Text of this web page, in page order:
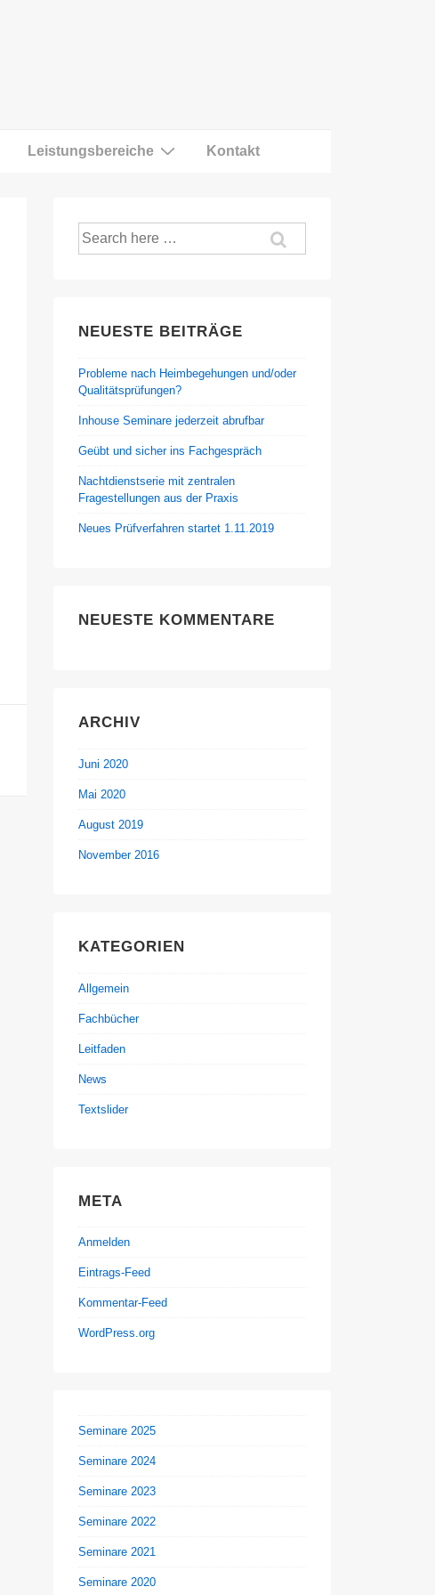
Leistungsbereiche Kontakt
Suche
nach:
NEUESTE BEITRÄGE
Probleme nach Heimbegehungen und/oder
Qualitätsprüfungen?
Inhouse Seminare jederzeit abrufbar
Geübt und sicher ins Fachgespräch
Nachtdienstserie mit zentralen
Fragestellungen aus der Praxis
Neues Prüfverfahren startet 1.11.2019
NEUESTE KOMMENTARE
ARCHIV
Juni 2020
Mai 2020
August 2019
November 2016
KATEGORIEN
Allgemein
Fachbücher
Leitfaden
News
Textslider
META
Anmelden
Eintrags-Feed
Kommentar-Feed
WordPress.org
Seminare 2025
Seminare 2024
Seminare 2023
Seminare 2022
Seminare 2021
Seminare 2020